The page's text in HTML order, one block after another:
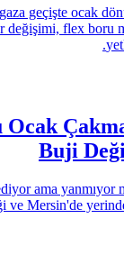
geçişte ocak
değişimi, flex boru
Ocak
Buji
ama yanmıyor
ve Mersin'de